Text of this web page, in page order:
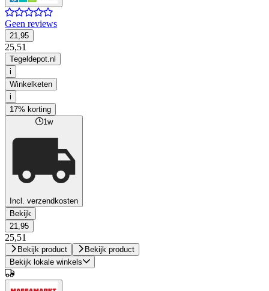
Geen reviews
21,95
25,51
Tegeldepot.nl
i
Winkelketen
i
17% korting
1w
Incl. verzendkosten
Bekijk
21,95
25,51
Bekijk product
Bekijk product
Bekijk lokale winkels